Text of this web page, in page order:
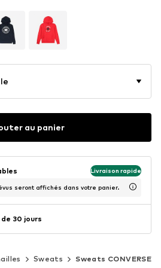
au panier
Livraison rapide
seront affichés dans votre panier.
30 jours
Sweats Sweats CONVERSE